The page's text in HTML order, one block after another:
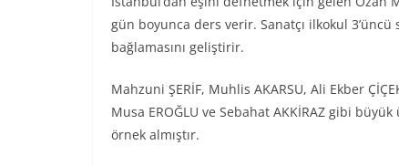
gün boyunca ders verir. Sanatçı ilkokul 3’üncü
bağlamasını geliştirir.
Mahzuni ŞERİF, Muhlis AKARSU, Ali Ekber
Musa EROĞLU ve Sebahat AKKİRAZ gibi
örnek almıştır.